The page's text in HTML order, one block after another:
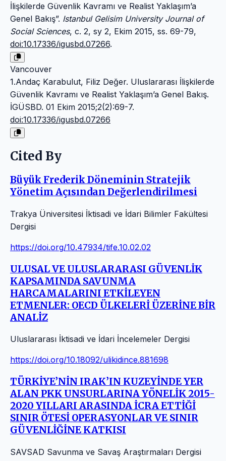
İlişkilerde Güvenlik Kavramı ve Realist Yaklaşım’a
Genel Bakış”. Istanbul Gelisim University Journal of
Social Sciences, c. 2, sy 2, Ekim 2015, ss. 69-79,
doi:10.17336/igusbd.07266.
Vancouver
1.Andaç Karabulut, Filiz Değer. Uluslararası İlişkilerde
Güvenlik Kavramı ve Realist Yaklaşım’a Genel Bakış.
İGÜSBD. 01 Ekim 2015;2(2):69-7.
doi:10.17336/igusbd.07266
Cited By
Büyük Frederik Döneminin Stratejik
Yönetim Açısından Değerlendirilmesi
Trakya Üniversitesi İktisadi ve İdari Bilimler Fakültesi
Dergisi
https://doi.org/10.47934/tife.10.02.02
ULUSAL VE ULUSLARARASI GÜVENLİK
KAPSAMINDA SAVUNMA
HARCAMALARINI ETKİLEYEN
ETMENLER: OECD ÜLKELERİ ÜZERİNE BİR
ANALİZ
Uluslararası İktisadi ve İdari İncelemeler Dergisi
https://doi.org/10.18092/ulikidince.881698
TÜRKİYE’NİN IRAK’IN KUZEYİNDE YER
ALAN PKK UNSURLARINA YÖNELİK 2015-
2020 YILLARI ARASINDA İCRA ETTİĞİ
SINIR ÖTESİ OPERASYONLAR VE SINIR
GÜVENLİĞİNE KATKISI
SAVSAD Savunma ve Savaş Araştırmaları Dergisi